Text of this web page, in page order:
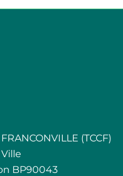
(TCCF)
BP90043